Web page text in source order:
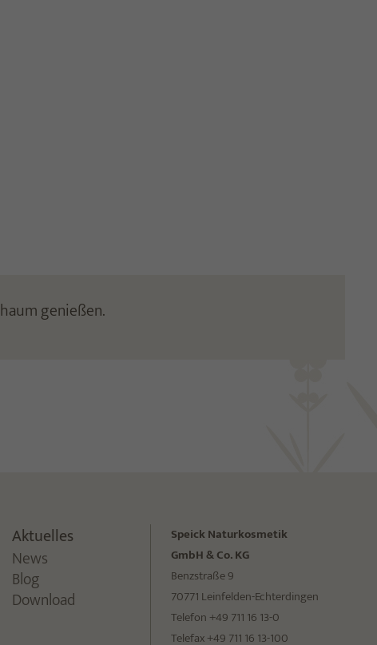
genießen.
Aktuelles
News
Blog
Download
Speick Naturkosmetik
GmbH & Co. KG
Benzstraße 9
70771 Leinfelden-Echterdingen
Telefon +49 711 16 13-0
Telefax +49 711 16 13-100